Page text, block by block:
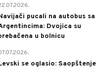
pucali na autobus sa
Dvojica su
u bolnicu
se oglasio: Saopštenje